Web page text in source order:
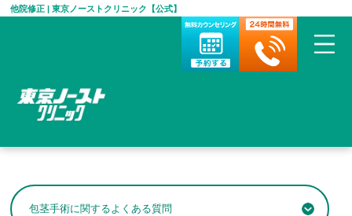
他院修正 | 東京ノーストクリニック【公式】
包茎手術に関するよくある質問